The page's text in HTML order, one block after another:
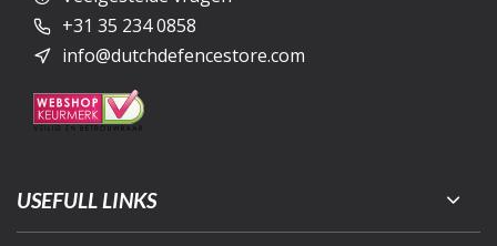
+31 35 234 0858
info@dutchdefencestore.com
USEFULL LINKS